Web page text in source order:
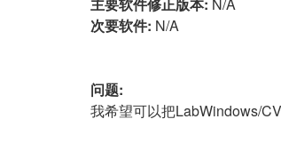
次要软件: N/A
问题:
我希望可以把LabWindows/